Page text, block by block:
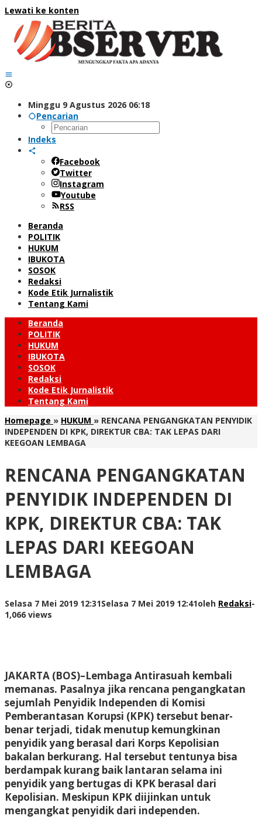
Lewati ke konten
Minggu 9 Agustus 2026 06:18
Pencarian
Indeks
Facebook
Twitter
Instagram
Youtube
RSS
Beranda
POLITIK
HUKUM
IBUKOTA
SOSOK
Redaksi
Kode Etik Jurnalistik
Tentang Kami
Beranda
POLITIK
HUKUM
IBUKOTA
SOSOK
Redaksi
Kode Etik Jurnalistik
Tentang Kami
Homepage » HUKUM » RENCANA PENGANGKATAN PENYIDIK
INDEPENDEN DI KPK, DIREKTUR CBA: TAK LEPAS DARI
KEEGOAN LEMBAGA
RENCANA PENGANGKATAN
PENYIDIK INDEPENDEN DI
KPK, DIREKTUR CBA: TAK
LEPAS DARI KEEGOAN
LEMBAGA
Selasa 7 Mei 2019 12:31Selasa 7 Mei 2019 12:41oleh Redaksi-
1,066 views
JAKARTA (BOS)–Lembaga Antirasuah kembali
memanas. Pasalnya jika rencana pengangkatan
sejumlah Penyidik Independen di Komisi
Pemberantasan Korupsi (KPK) tersebut benar-
benar terjadi, tidak menutup kemungkinan
penyidik yang berasal dari Korps Kepolisian
bakalan berkurang. Hal tersebut tentunya bisa
berdampak kurang baik lantaran selama ini
penyidik yang bertugas di KPK berasal dari
Kepolisian. Meskipun KPK diijinkan untuk
mengangkat penyidik dari independen.